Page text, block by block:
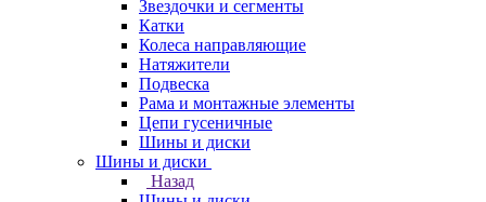
Звездочки и сегменты
Катки
Колеса направляющие
Натяжители
Подвеска
Рама и монтажные элементы
Цепи гусеничные
Шины и диски
Шины и диски
Назад